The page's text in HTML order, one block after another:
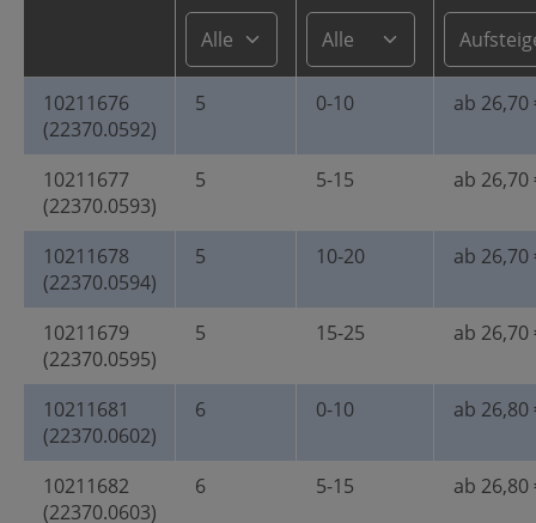
10211676
(22370.0592)
5 0-10 ab 26,70
10211677
(22370.0593)
5 5-15 ab 26,70
10211678
(22370.0594)
5 10-20 ab 26,70
10211679
(22370.0595)
5 15-25 ab 26,70
10211681
(22370.0602)
6 0-10 ab 26,80
10211682
(22370.0603)
6 5-15 ab 26,80